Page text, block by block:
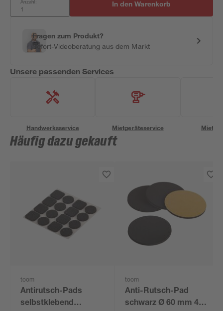
Anzahl: In den Warenkorb
Fragen zum Produkt?
Sofort-Videoberatung aus dem Markt
Unsere passenden Services
Handwerksservice Mietgeräteservice
Häufig dazu gekauft
toom
Antirutsch-Pads
selbstklebend
toom
Anti-Rutsch-Pad
schwarz Ø 60 mm 4